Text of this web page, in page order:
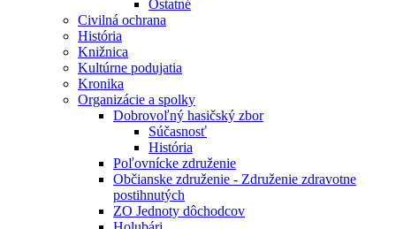
Ostatné
Civilná ochrana
História
Knižnica
Kultúrne podujatia
Kronika
Organizácie a spolky
Dobrovoľný hasičský zbor
Súčasnosť
História
Poľovnícke združenie
Občianske združenie - Združenie zdravotne
postihnutých
ZO Jednoty dôchodcov